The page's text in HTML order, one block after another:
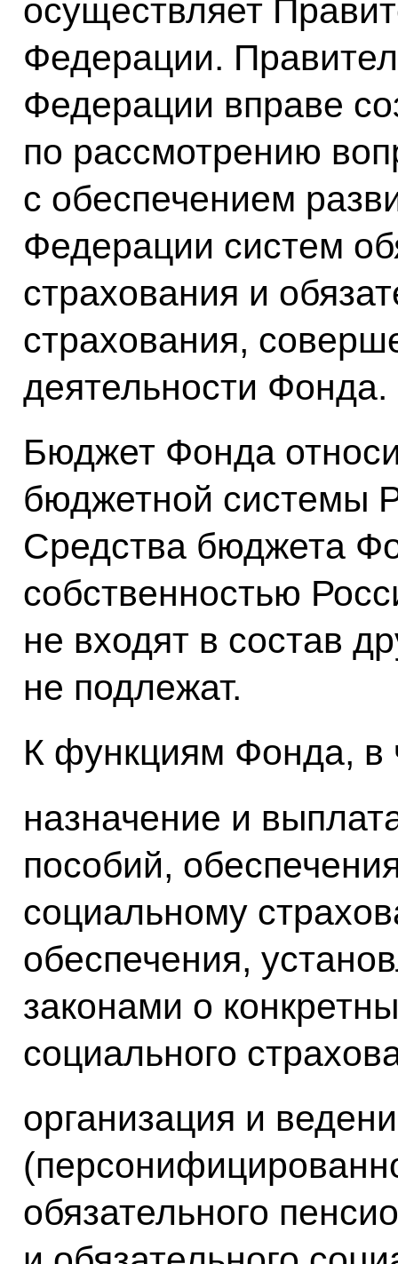
осуществляет
Федерации.
Федерации вправе
по рассмотрению
с обеспечением
Федерации систем
страхования и
страхования,
деятельности Фонда.
Бюджет Фонда
бюджетной системы
Средства бюджета
собственностью
не входят в состав
не подлежат.
К функциям Фонда, в
назначение и
пособий,
социальному
обеспечения,
законами о
социального
организация и
обязательного